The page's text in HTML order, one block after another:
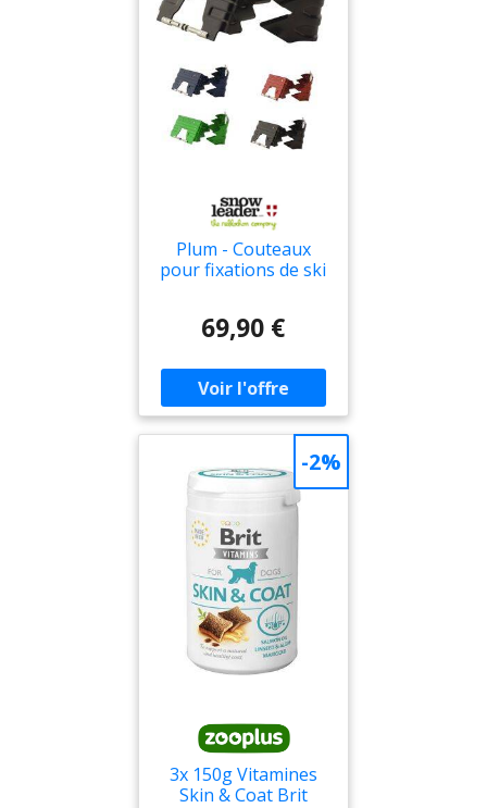
Plum - Couteaux
pour fixations de ski
Homme - Taille 80
69,90 €
3x 150g Vitamines
Skin & Coat Brit
-2%